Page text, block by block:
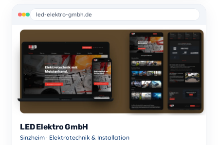
led-elektro-gmbh.de
LED Elektro GmbH
Sinzheim · Elektrotechnik & Installation